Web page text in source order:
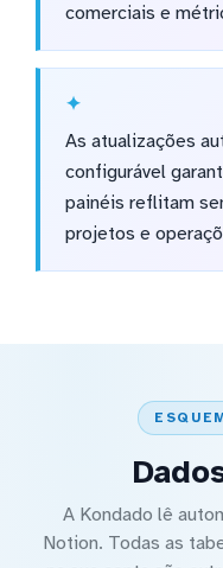
comerciais e
As atualizações
configurável
painéis reflitam
projetos e
A Kondado lê
Notion. Todas as